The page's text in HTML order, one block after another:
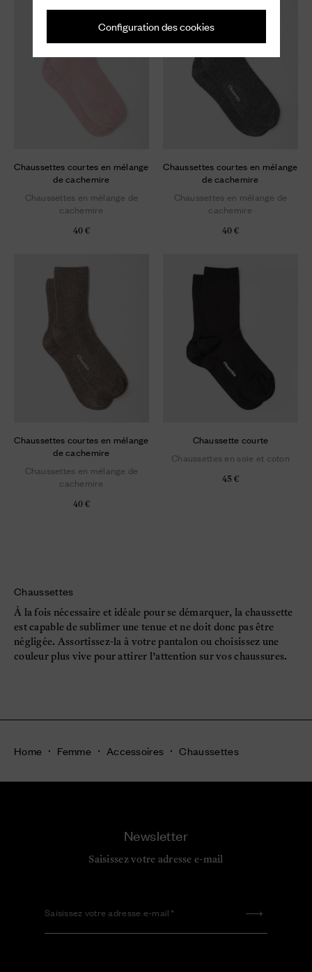
Configuration des cookies
Chaussettes courtes en mélange
de cachemire
Chaussettes en mélange de
cachemire
40 €
Chaussettes courtes en mélange
de cachemire
Chaussettes en mélange de
cachemire
40 €
Chaussettes courtes en mélange
de cachemire
Chaussettes en mélange de
cachemire
40 €
Chaussette courte
Chaussettes en soie et coton
45 €
Chaussettes
À la fois nécessaire et idéale pour se démarquer, la chaussette
est capable de sublimer une tenue et ne doit donc pas être
négligée. Assortissez-la à votre pantalon ou choisissez une
couleur plus vive pour attirer l’attention sur vos chaussures.
Home Femme Accessoires Chaussettes
Newsletter
Saisissez votre adresse e-mail
Saisissez votre adresse e-mail